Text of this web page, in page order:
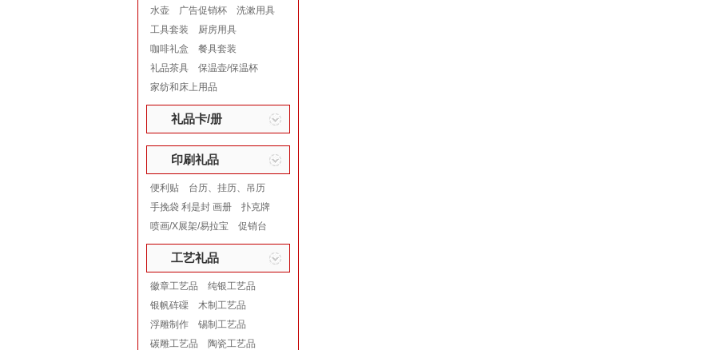
水壶
广告促销杯
洗漱用具
工具套装
厨房用具
咖啡礼盒
餐具套装
礼品茶具
保温壶/保温杯
家纺和床上用品
礼品卡/册
印刷礼品
便利贴
台历、挂历、吊历
手挽袋 利是封 画册
扑克牌
喷画/X展架/易拉宝
促销台
工艺礼品
徽章工艺品
纯银工艺品
银帆砗磲
木制工艺品
浮雕制作
锡制工艺品
碳雕工艺品
陶瓷工艺品